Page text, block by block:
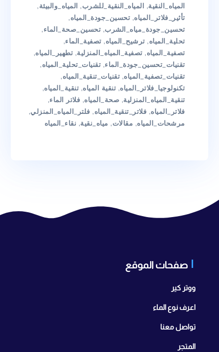
المياه_النقية, المياه_النقية_للشرب, المياه_والبيئة,
تأثير_فلاتر_المياه, تحسين_جودة_المياه,
تحسين_جودة_مياه_الشرب, تحسين_صحة_الماء,
تحلية_المياه, ترشيح_المياه, تصفية_الماء,
تصفية_المياه, تصفية_المياه_المنزلية, تطهير_المياه,
تقنيات_تحسين_جودة_الماء, تقنيات_تحلية_المياه,
تقنيات_تصفية_المياه, تقنيات_تنقية_المياه,
تكنولوجيا_فلاتر_المياه, تنقية المياه, تنقية_المياه,
تنقية_المياه_المنزلية, صحة_المياه, فلاتر الماء,
فلاتر_المياه, فلاتر_تنقية_المياه, فلتر_المياه_المنزلي,
مرشحات_المياه, مقالات, مياه_نقية, نقاء_المياه
صفحات الموقع
ووتر كير
اعرف نوع الماء
تواصل معنا
المتجر